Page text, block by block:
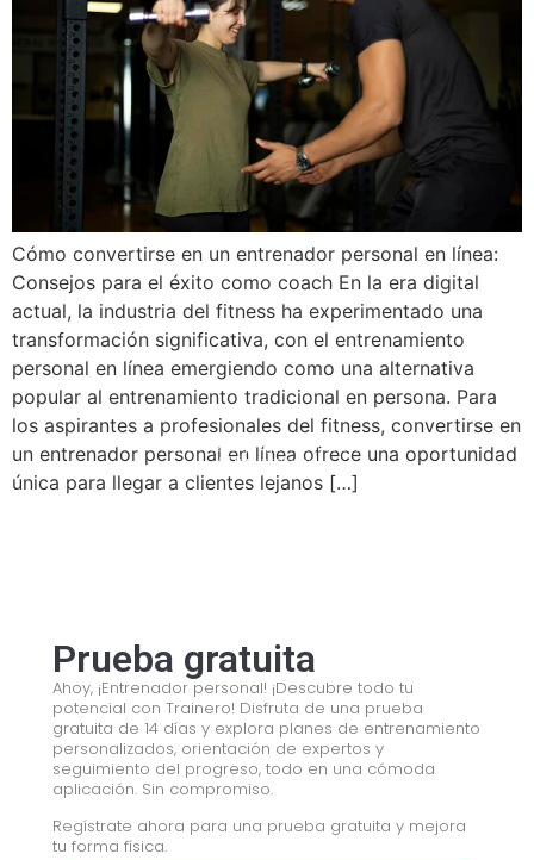
Cómo convertirse en un entrenador personal en línea:
Consejos para el éxito como coach En la era digital
actual, la industria del fitness ha experimentado una
transformación significativa, con el entrenamiento
personal en línea emergiendo como una alternativa
popular al entrenamiento tradicional en persona. Para
los aspirantes a profesionales del fitness, convertirse en
un entrenador personal en línea ofrece una oportunidad
única para llegar a clientes lejanos […]
© 2008 – 2024 Copyright © Trainero.com
© 2008 – 2024 Copyright © Trainero.com
All rights reserved
Prueba gratuita
Ahoy, ¡Entrenador personal! ¡Descubre todo tu
potencial con Trainero! Disfruta de una prueba
gratuita de 14 días y explora planes de entrenamiento
personalizados, orientación de expertos y
seguimiento del progreso, todo en una cómoda
aplicación. Sin compromiso.
Regístrate ahora para una prueba gratuita y mejora
tu forma física.